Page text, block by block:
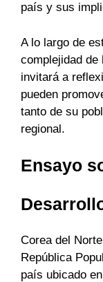
país y sus
A lo largo de
complejidad de
invitará a
pueden
tanto de su
regional.
Ensayo
Corea del
República
país ubicado